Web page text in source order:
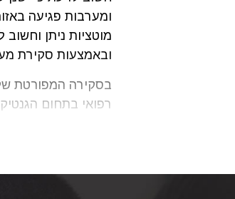
מוטציות ניתן
ובאמצעות סקירת
בסקירה המפורטת
חשוב להדגיש כבר